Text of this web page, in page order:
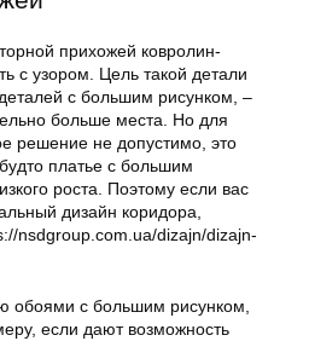
прихожей ковролин-
с узором. Цель такой детали
с большим рисунком, –
больше места. Но для
решение не допустимо, это
платье с большим
роста. Поэтому если вас
дизайн коридора,
nsdgroup.com.ua/dizajn/dizajn-
обоями с большим рисунком,
если дают возможность